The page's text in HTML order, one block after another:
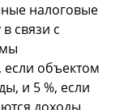
налоговые
связи с
если объектом
и 5 %, если